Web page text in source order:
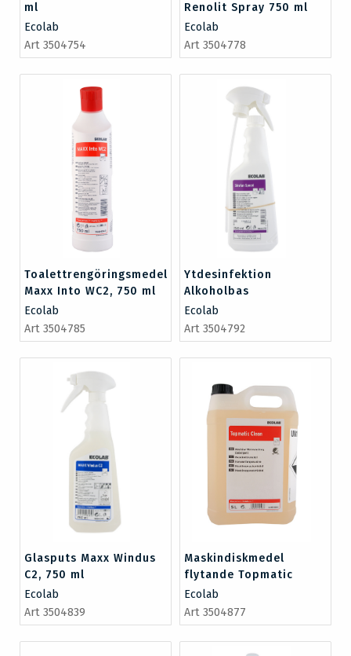
ml
Ecolab
Art 3504754
Renolit Spray 750 ml
Ecolab
Art 3504778
Toalettrengöringsmedel
Maxx Into WC2, 750 ml
Ecolab
Art 3504785
Ytdesinfektion
Alkoholbas
SirafanSpeed 750 ml
Ecolab
Art 3504792
Glasputs Maxx Windus
C2, 750 ml
Ecolab
Art 3504839
Maskindiskmedel
flytande Topmatic
Clean 5 lit
Ecolab
Art 3504877